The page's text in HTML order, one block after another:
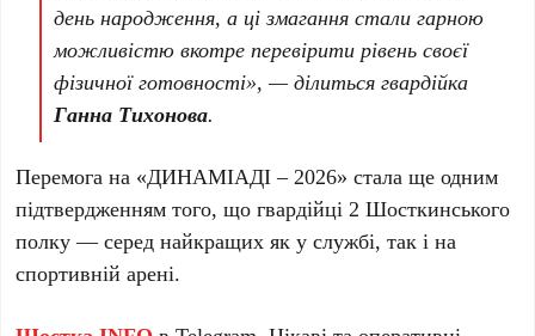
день народження, а ці змагання стали гарною
можливістю вкотре перевірити рівень своєї
фізичної готовності», — ділиться гвардійка
Ганна Тихонова.
Перемога на «ДИНАМІАДІ – 2026» стала ще одним
підтвердженням того, що гвардійці 2 Шосткинського
полку — серед найкращих як у службі, так і на
спортивній арені.